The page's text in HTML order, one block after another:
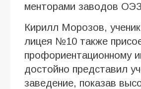
менторами заводов
Кирилл Морозов,
лицея №10 также
профориентационному
достойно представил
заведение, показав